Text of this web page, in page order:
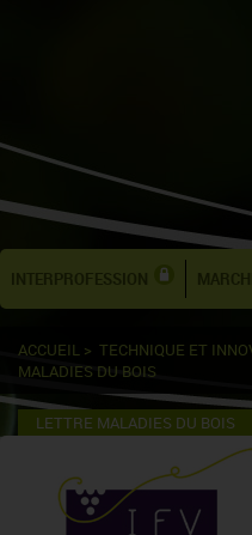
INTERPROFESSION
ACCUEIL > TECHNIQUE ET
MALADIES DU BOIS
LETTRE MALADIES DU BOIS